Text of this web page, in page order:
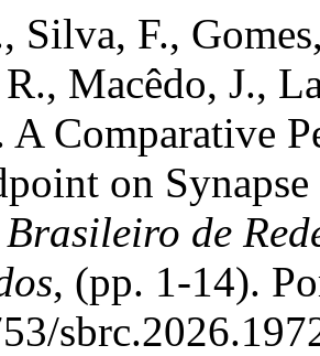
Silva, F.,
Macêdo, J.,
A Comparative
on
de
, (pp. 1-14).